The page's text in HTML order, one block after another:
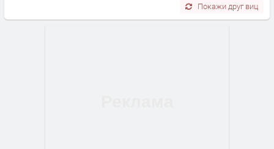
Покажи друг виц